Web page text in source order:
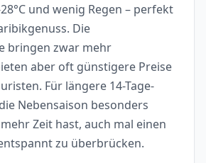
und wenig Regen – perfekt
Die
bringen zwar mehr
aber oft günstigere Preise
Für längere 14-Tage-
Nebensaison besonders
Zeit hast, auch mal einen
zu überbrücken.